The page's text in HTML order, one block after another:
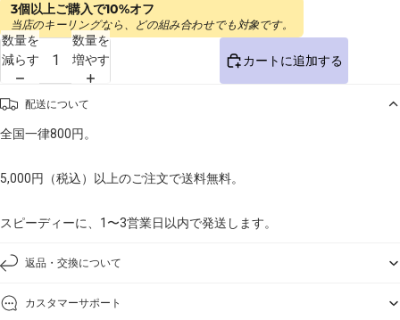
3個以上ご購入で10%オフ
当店のキーリングなら、どの組み合わせでも対象です。
数量を
減らす
数量を
増やす
カートに追加する
配送について
全国一律800円。
5,000円（税込）以上のご注文で送料無料。
スピーディーに、1〜3営業日以内で発送します。
返品・交換について
カスタマーサポート